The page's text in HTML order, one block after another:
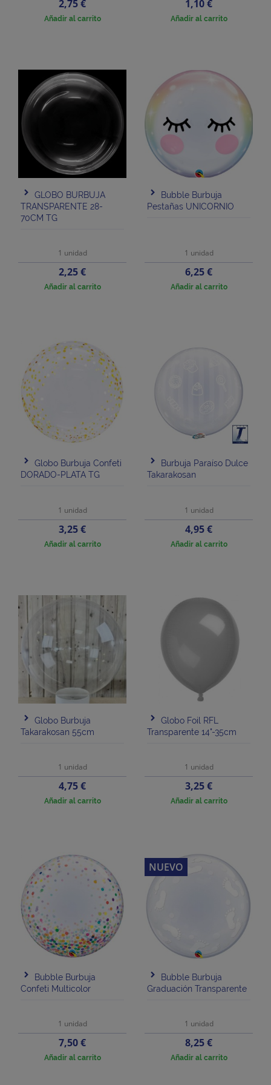
Precio
2,75 €
Añadir al carrito
Precio
1,10 €
Añadir al carrito
GLOBO BURBUJA
TRANSPARENTE 28-
70CM TG
1 unidad
Precio
2,25 €
Añadir al carrito
Bubble Burbuja
Pestañas UNICORNIO
1 unidad
Precio
6,25 €
Añadir al carrito
Globo Burbuja Confeti
DORADO-PLATA TG
1 unidad
Precio
3,25 €
Añadir al carrito
Burbuja Paraíso Dulce
Takarakosan
1 unidad
Precio
4,95 €
Añadir al carrito
Globo Burbuja
Takarakosan 55cm
1 unidad
Precio
4,75 €
Añadir al carrito
Globo Foil RFL
Transparente 14"-35cm
1 unidad
Precio
3,25 €
Añadir al carrito
Bubble Burbuja
Confeti Multicolor
1 unidad
Precio
7,50 €
Añadir al carrito
Bubble Burbuja
Graduación Transparente
1 unidad
Precio
8,25 €
Añadir al carrito
NUEVO